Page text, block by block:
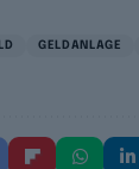
GELDANLAGE